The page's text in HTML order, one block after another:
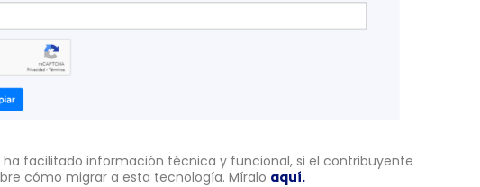
ha facilitado información técnica y funcional, si el contribuyente
cómo migrar a esta tecnología. Míralo aquí.